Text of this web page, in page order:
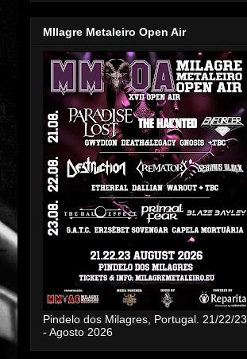
MIlagre Metaleiro Open Air
Pindelo dos Milagres, Portugal. 21/22/23
- Agosto 2026